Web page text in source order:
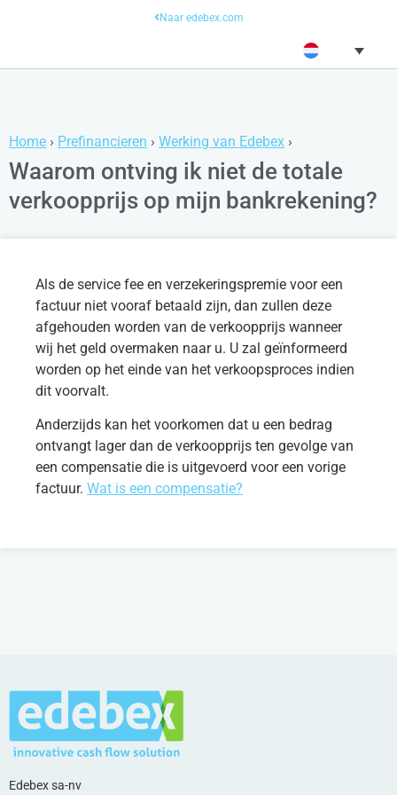
Naar edebex.com
Home › Prefinancieren › Werking van Edebex ›
Waarom ontving ik niet de totale
verkoopprijs op mijn bankrekening?
Als de service fee en verzekeringspremie voor een
factuur niet vooraf betaald zijn, dan zullen deze
afgehouden worden van de verkoopprijs wanneer
wij het geld overmaken naar u. U zal geïnformeerd
worden op het einde van het verkoopsproces indien
dit voorvalt.
Anderzijds kan het voorkomen dat u een bedrag
ontvangt lager dan de verkoopprijs ten gevolge van
een compensatie die is uitgevoerd voor een vorige
factuur. Wat is een compensatie?
Edebex sa-nv